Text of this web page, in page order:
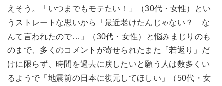
えそう。「いつまでもモテたい！」（30代・女性）とい
うストレートな思いから「最近老けたんじゃない？ な
んて言われたので…」（30代・女性）と悩みまじりのも
のまで、多くのコメントが寄せられたまた「若返り」だ
けに限らず、時間を過去に戻したいと願う人は数多くい
るようで「地震前の日本に復元してほしい」（50代・女